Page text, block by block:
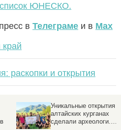
ЮНЕСКО.
в Телеграме и в Max
край
раскопки и открытия
В Великом
нашли личную
Ярослава Мудрого